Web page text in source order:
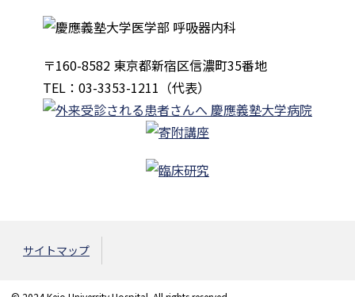
〒160-8582 東京都新宿区信濃町35番地
TEL：03-3353-1211（代表）
サイトマップ